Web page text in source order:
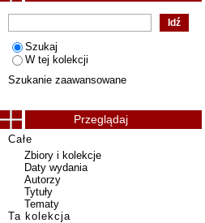
Szukaj
W tej kolekcji
Szukanie zaawansowane
Przeglądaj
Całe
Zbiory i kolekcje
Daty wydania
Autorzy
Tytuły
Tematy
Ta kolekcja